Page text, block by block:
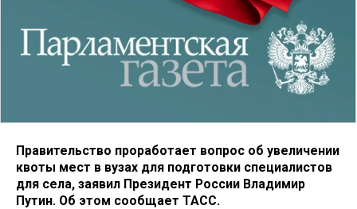
Правительство проработает вопрос об увеличении
квоты мест в вузах для подготовки специалистов
для села, заявил Президент России Владимир
Путин. Об этом сообщает ТАСС.